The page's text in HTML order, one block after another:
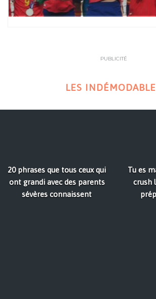
PUBLICITÉ
LES
20 phrases que tous ceux qui
ont grandi avec des parents
sévères connaissent
Tu es
crush